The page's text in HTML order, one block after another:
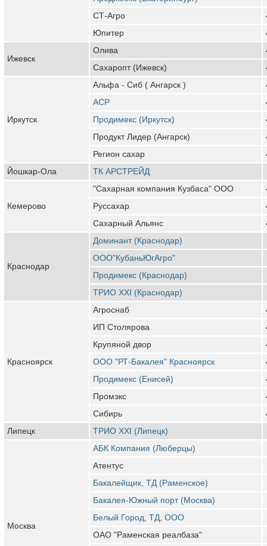
СТ-Агро
Юпитер
Ижевск
Олива
Сахаропт (Ижевск)
Иркутск
Альфа - Сиб ( Ангарск )
АСР
Продимекс (Иркутск)
Продукт Лидер (Ангарск)
Регион сахар
Йошкар-Ола
ТК АРСТРЕЙД
Кемерово
"Сахарная компания Кузбаса" ООО
Руссахар
Сахарный Альянс
Краснодар
Доминант (Краснодар)
ООО"КубаньЮгАгро"
Продимекс (Краснодар)
ТРИО XXI (Краснодар)
Красноярск
Агроснаб
ИП Столярова
Крупяной двор
ООО "РТ-Бакалея" Красноярск
Продимекс (Енисей)
Промэкс
Сибирь
Липецк
ТРИО ХХI (Липецк)
Москва
АБК Компания (Люберцы)
Атентус
Бакалейщик, ТД (Раменское)
Бакалея-Южный порт (Москва)
Белый Город, ТД, ООО
ОАО "Раменская реалбаза"